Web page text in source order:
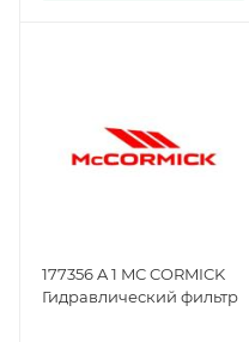
177356 A 1 MC CORMICK
Гидравлический фильтр